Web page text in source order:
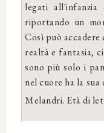
legati all'infanzia
riportando un
Così può
realtà e fantasia,
sono più solo i
nel cuore ha la
Melandri. Età di